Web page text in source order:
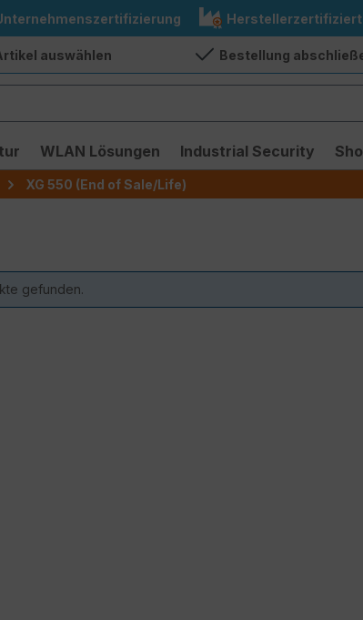
auswählen Bestellung
WLAN Lösungen Industrial Security
XG 550 (End of Sale/Life)
gefunden.